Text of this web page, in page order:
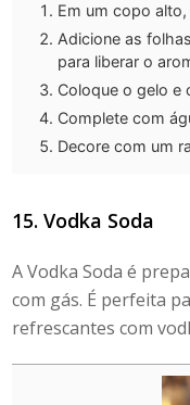
Em um copo
Adicione as
para liberar o
Coloque o gelo e
Complete com
Decore com um
15. Vodka Soda
A Vodka Soda é
com gás. É perfeita
refrescantes com